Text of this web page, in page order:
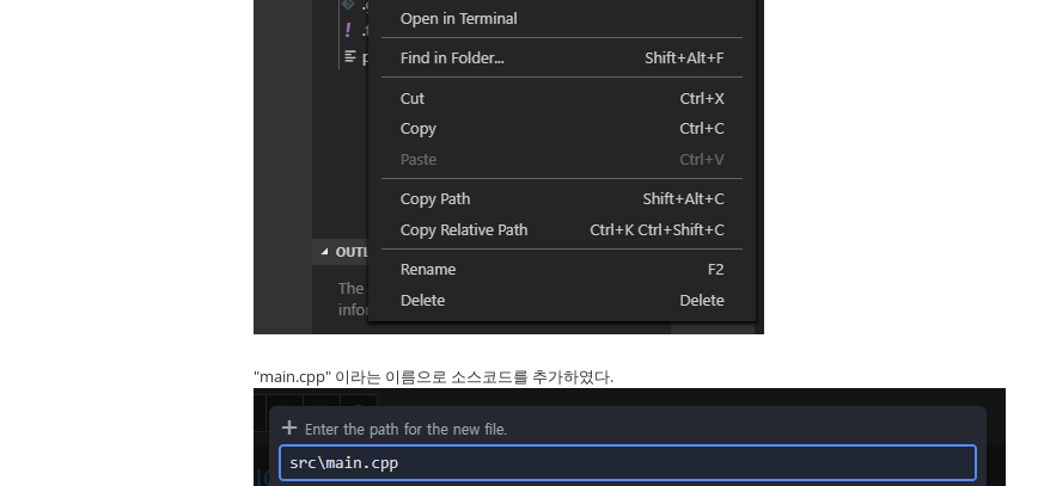
"main.cpp" 이라는 이름으로 소스코드를 추가하였다.